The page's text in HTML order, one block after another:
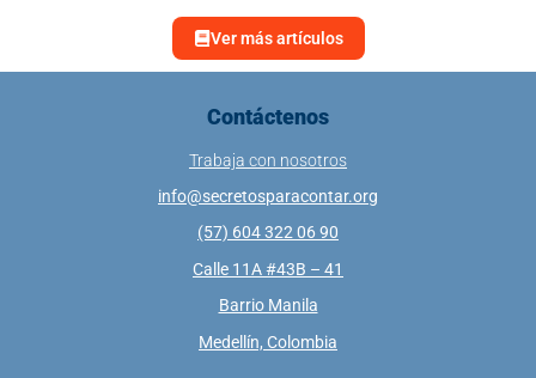
Ver más artículos
Contáctenos
Trabaja con nosotros
info@secretosparacontar.org
(57) 604 322 06 90
Calle 11A #43B – 41
Barrio Manila
Medellín, Colombia